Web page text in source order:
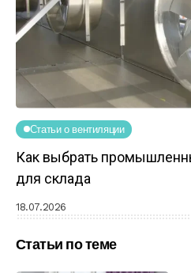
Статьи о вентиляции
Как выбрать
для склада
18.07.2026
Статьи по теме